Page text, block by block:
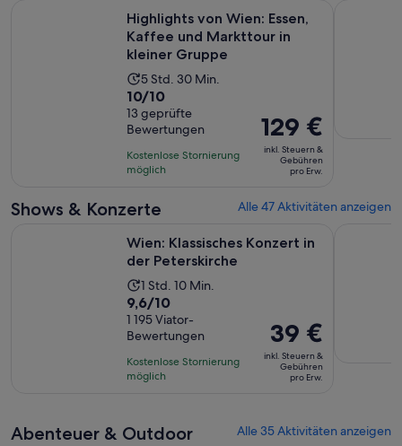
Highlights von Wien: Essen,
Kaffee und Markttour in
kleiner Gruppe
Die
Aktivität
dauert
5
Stunden
und
Minuten
5 Std. 30 Min.
10.0
von
10,
basierend
auf
Bewertungen.
10/10
13 geprüfte
Bewertungen
Kostenlose Stornierung
möglich
Der
Preis
beträgt
129 €
Erw.
129 €
inkl. Steuern &
Gebühren
pro Erw.
Shows & Konzerte Alle 47 Aktivitäten anzeigen
Wien: Klassisches Konzert in
der Peterskirche
Die
Aktivität
dauert
1
Stunde
und
1 Std. 10 Min.
9.6
von
10,
basierend
auf
9,6/10
1 195 Viator-
Bewertungen
Kostenlose Stornierung
möglich
Der
Preis
beträgt
39 €
Erw.
39 €
inkl. Steuern &
Gebühren
pro Erw.
Abenteuer & Outdoor Alle 35 Aktivitäten anzeigen